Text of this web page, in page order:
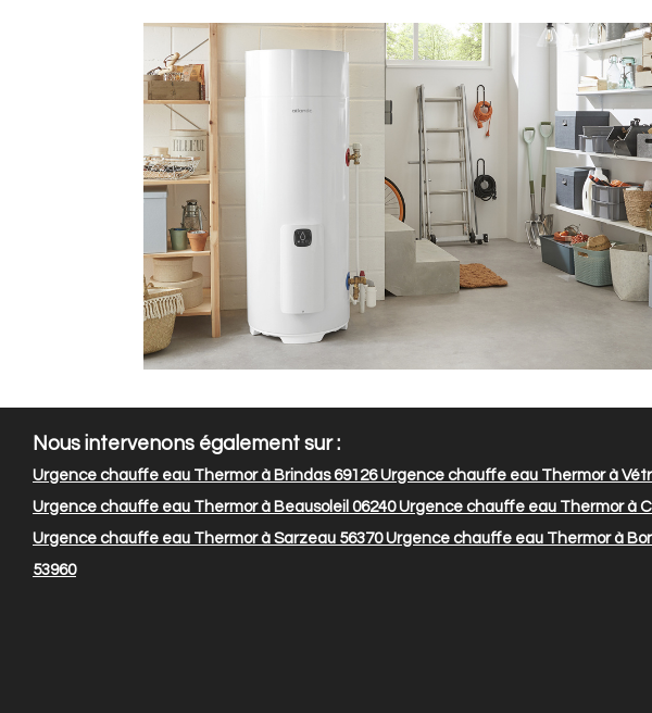
Nous intervenons également sur :
Urgence chauffe eau Thermor à Brindas 69126Urgence chauffe eau Thermor à
Urgence chauffe eau Thermor à Beausoleil 06240Urgence chauffe eau Thermor à
Urgence chauffe eau Thermor à Sarzeau 56370Urgence chauffe eau Thermor à
53960